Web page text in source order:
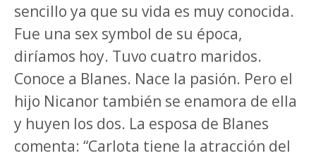
sencillo ya que su vida es muy conocida.
Fue una sex symbol de su época,
diríamos hoy. Tuvo cuatro maridos.
Conoce a Blanes. Nace la pasión. Pero el
hijo Nicanor también se enamora de ella
y huyen los dos. La esposa de Blanes
comenta: “Carlota tiene la atracción del